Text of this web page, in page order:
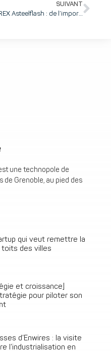
SUIVANT
REX Asteelflash : de l’importance du design et des tests dans l’industrialisation hardware, le bel exemple de l’ARVA, re-designed by Asteel et 100% made-in France
une technopole de
de Grenoble, au pied des
qui veut remettre la
toits des villes
et croissance]
pour piloter son
d’Enwires : la visite
l’industrialisation en